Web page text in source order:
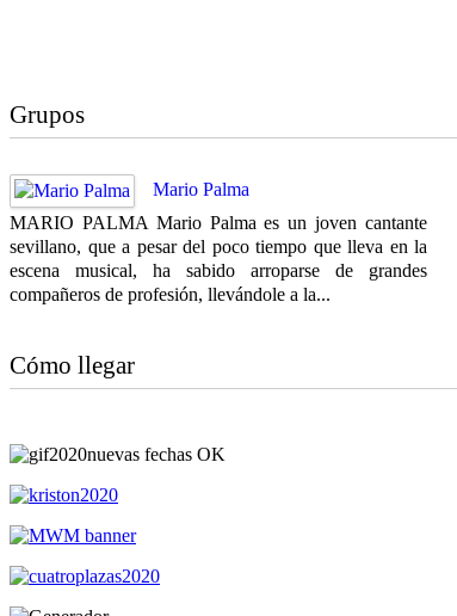
Grupos
Mario Palma
MARIO PALMA Mario Palma es un joven cantante
sevillano, que a pesar del poco tiempo que lleva en la
escena musical, ha sabido arroparse de grandes
compañeros de profesión, llevándole a la...
Cómo llegar